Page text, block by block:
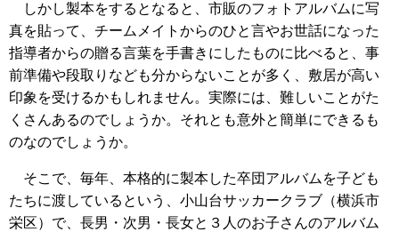
しかし製本をするとなると、市販のフォトアルバムに写
真を貼って、チームメイトからのひと言やお世話になった
指導者からの贈る言葉を手書きにしたものに比べると、事
前準備や段取りなども分からないことが多く、敷居が高い
印象を受けるかもしれません。実際には、難しいことがた
くさんあるのでしょうか。それとも意外と簡単にできるも
のなのでしょうか。
そこで、毎年、本格的に製本した卒団アルバムを子ども
たちに渡しているという、小山台サッカークラブ（横浜市
栄区）で、長男・次男・長女と３人のお子さんのアルバム